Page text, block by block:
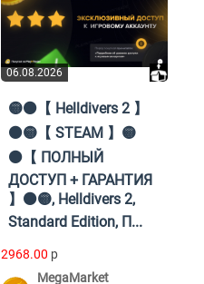
06.08.2026
🟡⚫️【 Helldivers 2 】
⚫️🟡【 STEAM 】🟡
⚫️【 ПОЛНЫЙ
ДОСТУП + ГАРАНТИЯ
】⚫️🟡, Helldivers 2,
Standard Edition, П...
2968.00 p
MegaMarket